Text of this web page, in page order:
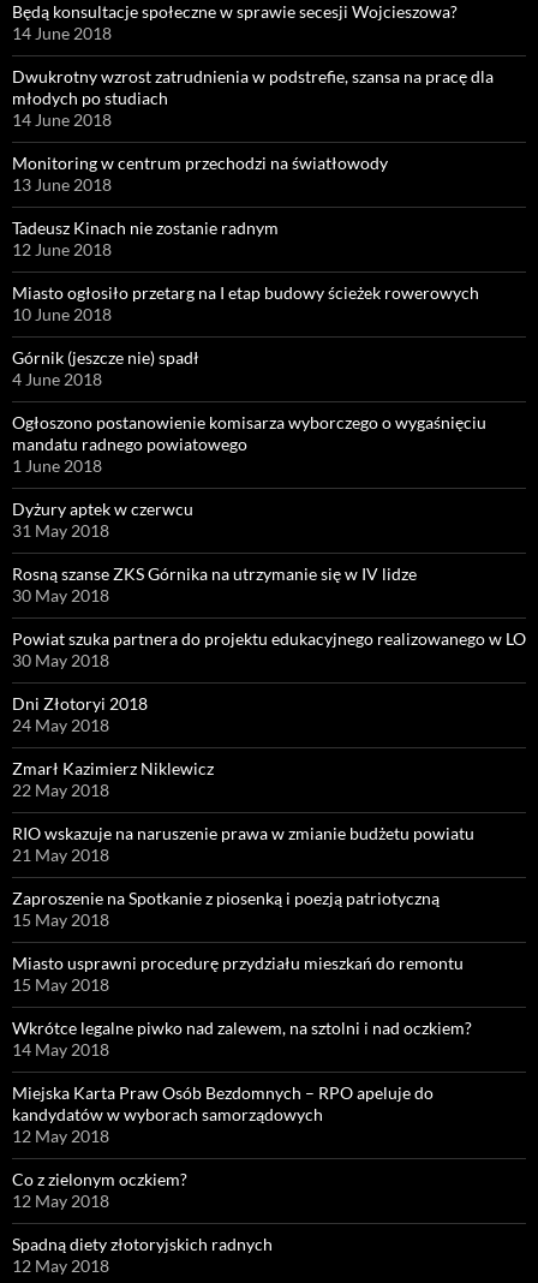
Będą konsultacje społeczne w sprawie secesji Wojcieszowa?
14 June 2018
Dwukrotny wzrost zatrudnienia w podstrefie, szansa na pracę dla
młodych po studiach
14 June 2018
Monitoring w centrum przechodzi na światłowody
13 June 2018
Tadeusz Kinach nie zostanie radnym
12 June 2018
Miasto ogłosiło przetarg na I etap budowy ścieżek rowerowych
10 June 2018
Górnik (jeszcze nie) spadł
4 June 2018
Ogłoszono postanowienie komisarza wyborczego o wygaśnięciu
mandatu radnego powiatowego
1 June 2018
Dyżury aptek w czerwcu
31 May 2018
Rosną szanse ZKS Górnika na utrzymanie się w IV lidze
30 May 2018
Powiat szuka partnera do projektu edukacyjnego realizowanego w LO
30 May 2018
Dni Złotoryi 2018
24 May 2018
Zmarł Kazimierz Niklewicz
22 May 2018
RIO wskazuje na naruszenie prawa w zmianie budżetu powiatu
21 May 2018
Zaproszenie na Spotkanie z piosenką i poezją patriotyczną
15 May 2018
Miasto usprawni procedurę przydziału mieszkań do remontu
15 May 2018
Wkrótce legalne piwko nad zalewem, na sztolni i nad oczkiem?
14 May 2018
Miejska Karta Praw Osób Bezdomnych – RPO apeluje do
kandydatów w wyborach samorządowych
12 May 2018
Co z zielonym oczkiem?
12 May 2018
Spadną diety złotoryjskich radnych
12 May 2018